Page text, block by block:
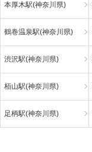
本厚木駅(神奈川県)
鶴巻温泉駅(神奈川県)
渋沢駅(神奈川県)
栢山駅(神奈川県)
足柄駅(神奈川県)